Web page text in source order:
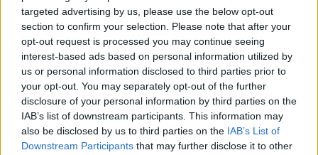
targeted advertising by us, please use the below opt-out
section to confirm your selection. Please note that after your
opt-out request is processed you may continue seeing
interest-based ads based on personal information utilized by
us or personal information disclosed to third parties prior to
your opt-out. You may separately opt-out of the further
disclosure of your personal information by third parties on the
IAB’s list of downstream participants. This information may
also be disclosed by us to third parties on the IAB’s List of
Downstream Participants that may further disclose it to other
kolléganő egy (szinte teljesen elfeledett, a portugál
határokon kívül alig ismert) terrorcsoportról, s
annak minimum furcsa utóéletéről írt egy posztot a
Lusitániablogra. A témával kapcsolatban több
kérdés is felvetődik az…
Bűntelen bűnhődés: A portugál
inkvizíció 3.0